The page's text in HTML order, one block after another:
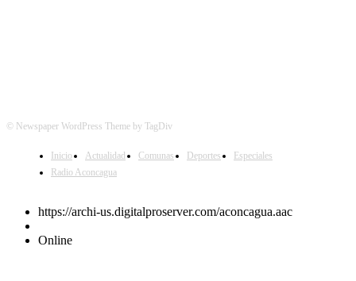
© Newspaper WordPress Theme by TagDiv
Inicio Actualidad Comunas Deportes
Especiales
Radio Aconcagua
https://archi-us.digitalproserver.com/aconcagua.aac
Online